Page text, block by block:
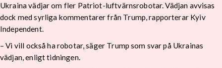
Ukraina vädjar om fler Patriot-luftvärnsrobotar. Vädjan avvisas
dock med syrliga kommentarer från Trump, rapporterar Kyiv
Independent.
– Vi vill också ha robotar, säger Trump som svar på Ukrainas
vädjan, enligt tidningen.